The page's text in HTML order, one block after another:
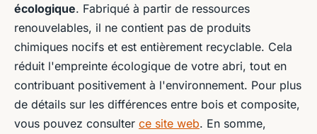
écologique. Fabriqué à partir de ressources
renouvelables, il ne contient pas de produits
chimiques nocifs et est entièrement recyclable. Cela
réduit l'empreinte écologique de votre abri, tout en
contribuant positivement à l'environnement. Pour plus
de détails sur les différences entre bois et composite,
vous pouvez consulter ce site web. En somme,